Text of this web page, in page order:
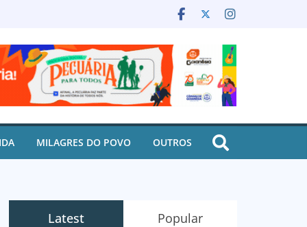
MILAGRES DO POVO OUTROS
Latest Popular